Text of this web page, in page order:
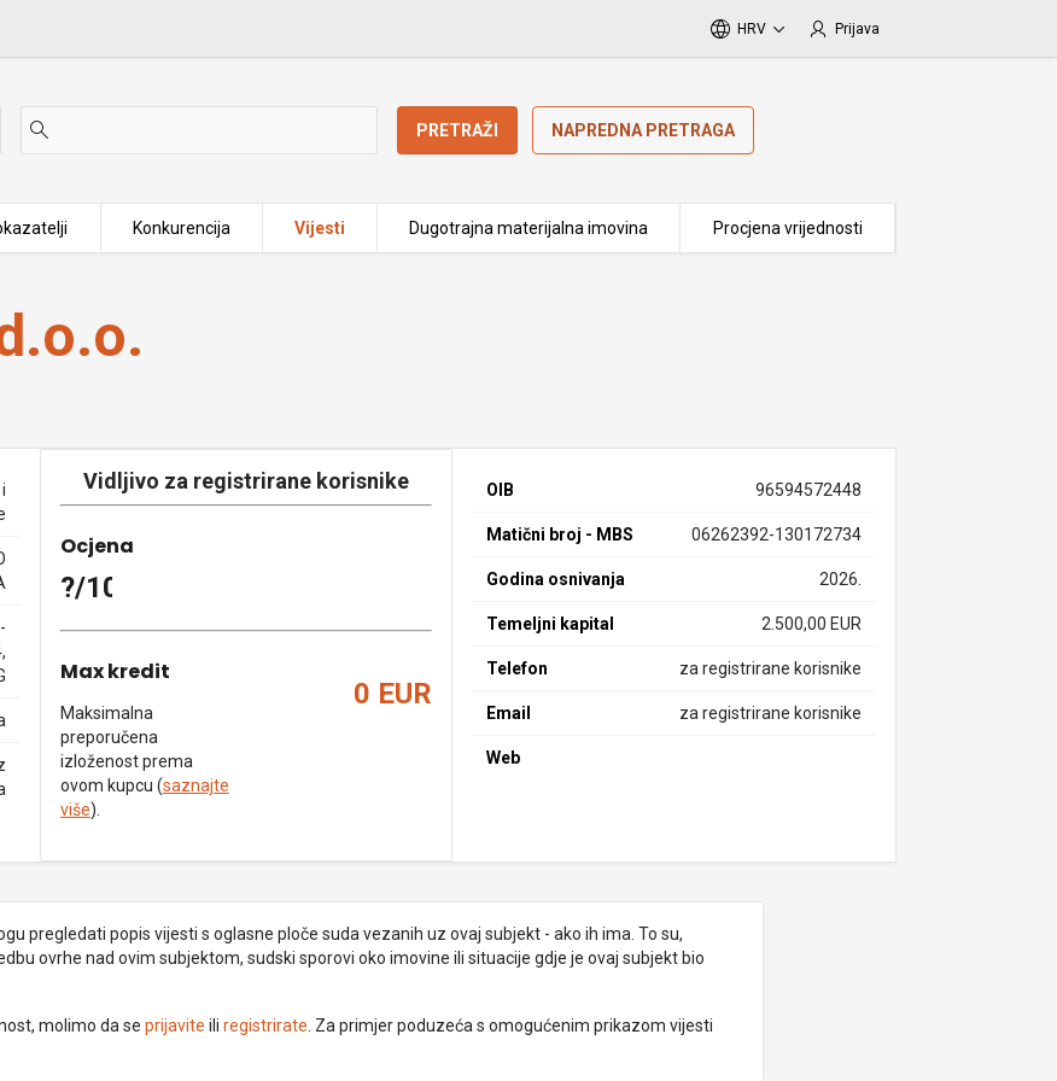
HRV Prijava
PRETRAŽI NAPREDNA PRETRAGA
Konkurencija Vijesti Dugotrajna materijalna imovina Procjena vrijednosti
Vidljivo za registrirane korisnike
Ocjena
?/10
Max kredit
Maksimalna
preporučena
izloženost prema
ovom kupcu (saznajte
više).
0 EUR
OIB 96594572448
Matični broj - MBS 06262392-130172734
Godina osnivanja 2026.
Temeljni kapital 2.500,00 EUR
Telefon za registrirane korisnike
Email za registrirane korisnike
Web
pregledati popis vijesti s oglasne ploče suda vezanih uz ovaj subjekt - ako ih ima. To su,
ovrhe nad ovim subjektom, sudski sporovi oko imovine ili situacije gdje je ovaj subjekt bio
molimo da se prijavite ili registrirate . Za primjer poduzeća s omogućenim prikazom vijesti